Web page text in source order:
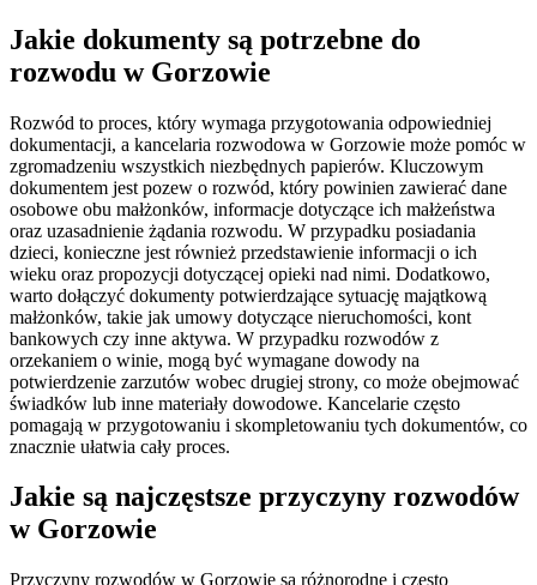
Jakie dokumenty są potrzebne do
rozwodu w Gorzowie
Rozwód to proces, który wymaga przygotowania odpowiedniej
dokumentacji, a kancelaria rozwodowa w Gorzowie może pomóc w
zgromadzeniu wszystkich niezbędnych papierów. Kluczowym
dokumentem jest pozew o rozwód, który powinien zawierać dane
osobowe obu małżonków, informacje dotyczące ich małżeństwa
oraz uzasadnienie żądania rozwodu. W przypadku posiadania
dzieci, konieczne jest również przedstawienie informacji o ich
wieku oraz propozycji dotyczącej opieki nad nimi. Dodatkowo,
warto dołączyć dokumenty potwierdzające sytuację majątkową
małżonków, takie jak umowy dotyczące nieruchomości, kont
bankowych czy inne aktywa. W przypadku rozwodów z
orzekaniem o winie, mogą być wymagane dowody na
potwierdzenie zarzutów wobec drugiej strony, co może obejmować
świadków lub inne materiały dowodowe. Kancelarie często
pomagają w przygotowaniu i skompletowaniu tych dokumentów, co
znacznie ułatwia cały proces.
Jakie są najczęstsze przyczyny rozwodów
w Gorzowie
Przyczyny rozwodów w Gorzowie są różnorodne i często